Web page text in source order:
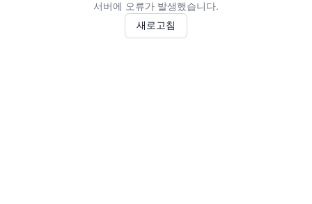
서버에 오류가 발생했습니다.
새로고침